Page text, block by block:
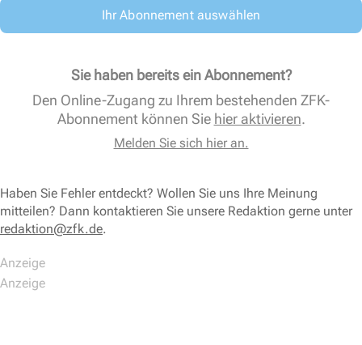
Ihr Abonnement auswählen
Sie haben bereits ein Abonnement?
Den Online-Zugang zu Ihrem bestehenden ZFK-
Abonnement können Sie hier aktivieren.
Melden Sie sich hier an.
Haben Sie Fehler entdeckt? Wollen Sie uns Ihre Meinung
mitteilen? Dann kontaktieren Sie unsere Redaktion gerne unter
redaktion@zfk.de.